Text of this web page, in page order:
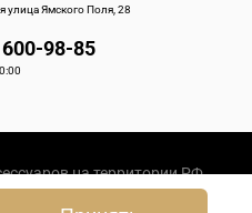
кожаным ремешком? Наши
инструкции с
модели — от
часы и украшения в
улица Ямского Поля, 28
98-85
на территории РФ.